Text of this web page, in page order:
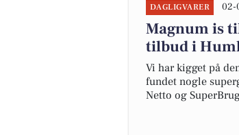
DAGLIGVARER 02-
Magnum is
tilbud i
Vi har kigget på
fundet nogle
Netto og